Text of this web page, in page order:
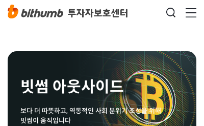
빗썸 아웃사이드
보다 더 따뜻하고, 역동적인 사회 분위기 조성을 위해
빗썸이 움직입니다